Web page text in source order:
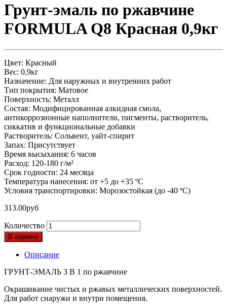
Грунт-эмаль по ржавчине
FORMULA Q8 Красная 0,9кг
Цвет: Красный
Вес: 0,9кг
Назначение: Для наружных и внутренних работ
Тип покрытия: Матовое
Поверхность: Металл
Состав: Модифицированная алкидная смола,
антикоррозионные наполнители, пигменты, растворитель,
сиккатив и функциональные добавки
Растворитель: Сольвент, уайт-спирит
Запах: Присутствует
Время высыхания: 6 часов
Расход: 120-180 г/м²
Срок годности: 24 месяца
Температура нанесения: от +5 до +35 ºС
Условия транспортировки: Морозостойкая (до -40 ºС)
313.00руб
Количество
В корзину
Описание
ГРУНТ-ЭМАЛЬ 3 В 1 по ржавчине
Окрашивание чистых и ржавых металлических поверхностей.
Для работ снаружи и внутри помещения.